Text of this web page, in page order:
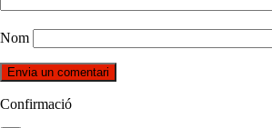
Nom
Confirmació